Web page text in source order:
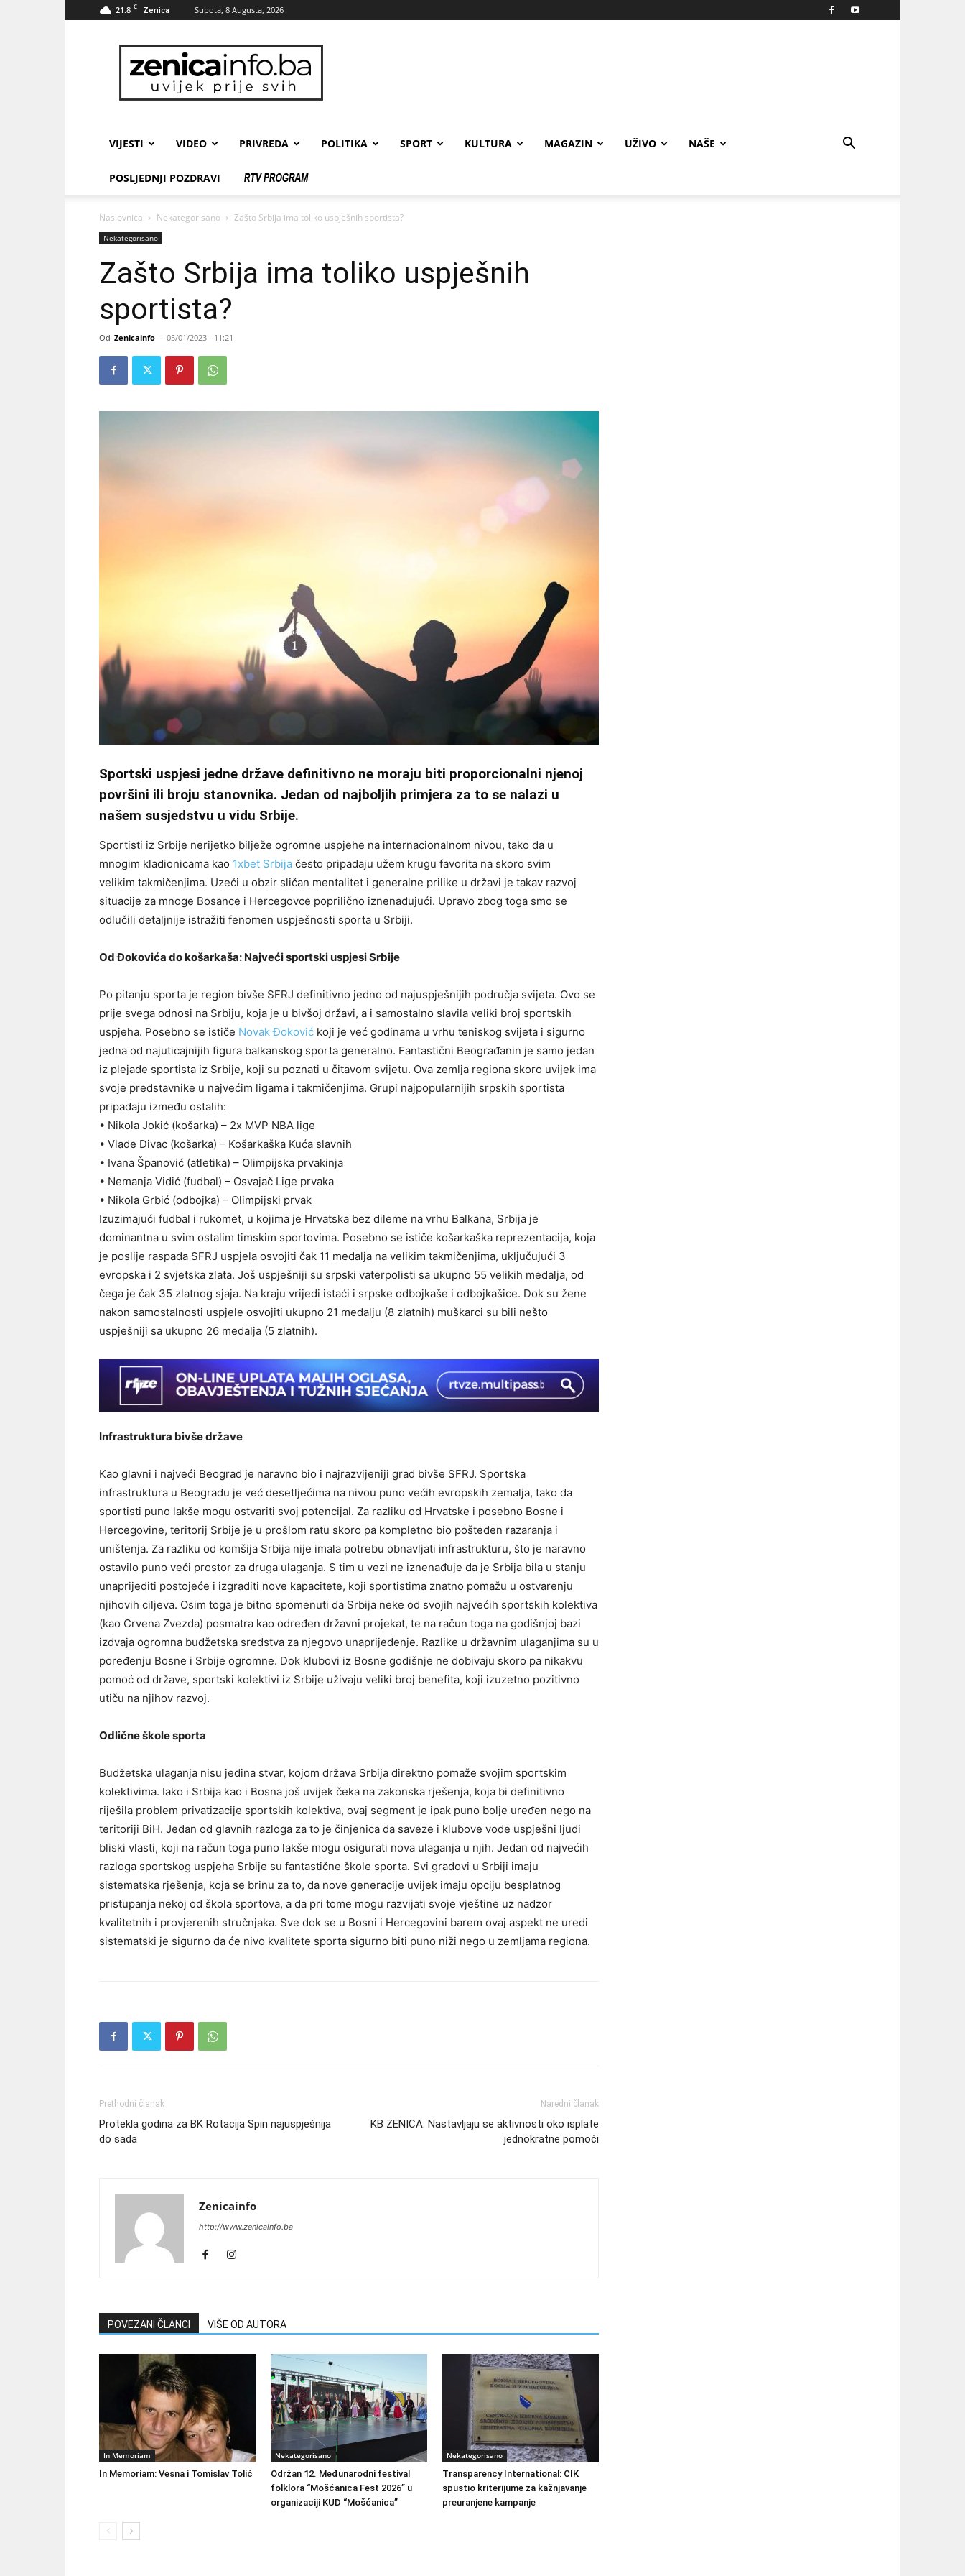
21.8 C Zenica Subota, 8 Augusta, 2026
zenicainfo.ba
VIJESTI VIDEO PRIVREDA POLITIKA SPORT KULTURA MAGAZIN UŽIVO NAŠE
POSLJEDNJI POZDRAVI
Naslovnica Nekategorisano Zašto Srbija ima toliko uspješnih sportista?
Nekategorisano
Zašto Srbija ima toliko uspješnih
sportista?
Od Zenicainfo - 05/01/2023 - 11:21
Sportski uspjesi jedne države definitivno ne moraju biti proporcionalni njenoj
površini ili broju stanovnika. Jedan od najboljih primjera za to se nalazi u
našem susjedstvu u vidu Srbije.
Sportisti iz Srbije nerijetko bilježe ogromne uspjehe na internacionalnom nivou, tako da u
mnogim kladionicama kao 1xbet Srbija često pripadaju užem krugu favorita na skoro svim
velikim takmičenjima. Uzeći u obzir sličan mentalitet i generalne prilike u državi je takav razvoj
situacije za mnoge Bosance i Hercegovce poprilično iznenađujući. Upravo zbog toga smo se
odlučili detaljnije istražiti fenomen uspješnosti sporta u Srbiji.
Od Đokovića do košarkaša: Najveći sportski uspjesi Srbije
Po pitanju sporta je region bivše SFRJ definitivno jedno od najuspješnijih područja svijeta. Ovo se
prije svega odnosi na Srbiju, koja je u bivšoj državi, a i samostalno slavila veliki broj sportskih
uspjeha. Posebno se ističe Novak Đoković koji je već godinama u vrhu teniskog svijeta i sigurno
jedna od najuticajnijih figura balkanskog sporta generalno. Fantastični Beograđanin je samo jedan
iz plejade sportista iz Srbije, koji su poznati u čitavom svijetu. Ova zemlja regiona skoro uvijek ima
svoje predstavnike u najvećim ligama i takmičenjima. Grupi najpopularnijih srpskih sportista
pripadaju između ostalih:
• Nikola Jokić (košarka) – 2x MVP NBA lige
• Vlade Divac (košarka) – Košarkaška Kuća slavnih
• Ivana Španović (atletika) – Olimpijska prvakinja
• Nemanja Vidić (fudbal) – Osvajač Lige prvaka
• Nikola Grbić (odbojka) – Olimpijski prvak
Izuzimajući fudbal i rukomet, u kojima je Hrvatska bez dileme na vrhu Balkana, Srbija je
dominantna u svim ostalim timskim sportovima. Posebno se ističe košarkaška reprezentacija, koja
je poslije raspada SFRJ uspjela osvojiti čak 11 medalja na velikim takmičenjima, uključujući 3
evropska i 2 svjetska zlata. Još uspješniji su srpski vaterpolisti sa ukupno 55 velikih medalja, od
čega je čak 35 zlatnog sjaja. Na kraju vrijedi istaći i srpske odbojkaše i odbojkašice. Dok su žene
nakon samostalnosti uspjele osvojiti ukupno 21 medalju (8 zlatnih) muškarci su bili nešto
uspješniji sa ukupno 26 medalja (5 zlatnih).
Infrastruktura bivše države
Kao glavni i najveći Beograd je naravno bio i najrazvijeniji grad bivše SFRJ. Sportska
infrastruktura u Beogradu je već desetljećima na nivou puno većih evropskih zemalja, tako da
sportisti puno lakše mogu ostvariti svoj potencijal. Za razliku od Hrvatske i posebno Bosne i
Hercegovine, teritorij Srbije je u prošlom ratu skoro pa kompletno bio pošteđen razaranja i
uništenja. Za razliku od komšija Srbija nije imala potrebu obnavljati infrastrukturu, što je naravno
ostavilo puno veći prostor za druga ulaganja. S tim u vezi ne iznenađuje da je Srbija bila u stanju
unaprijediti postojeće i izgraditi nove kapacitete, koji sportistima znatno pomažu u ostvarenju
njihovih ciljeva. Osim toga je bitno spomenuti da Srbija neke od svojih najvećih sportskih kolektiva
(kao Crvena Zvezda) posmatra kao određen državni projekat, te na račun toga na godišnjoj bazi
izdvaja ogromna budžetska sredstva za njegovo unaprijeđenje. Razlike u državnim ulaganjima su u
poređenju Bosne i Srbije ogromne. Dok klubovi iz Bosne godišnje ne dobivaju skoro pa nikakvu
pomoć od države, sportski kolektivi iz Srbije uživaju veliki broj benefita, koji izuzetno pozitivno
utiču na njihov razvoj.
Odlične škole sporta
Budžetska ulaganja nisu jedina stvar, kojom država Srbija direktno pomaže svojim sportskim
kolektivima. Iako i Srbija kao i Bosna još uvijek čeka na zakonska rješenja, koja bi definitivno
riješila problem privatizacije sportskih kolektiva, ovaj segment je ipak puno bolje uređen nego na
teritoriji BiH. Jedan od glavnih razloga za to je činjenica da saveze i klubove vode uspješni ljudi
bliski vlasti, koji na račun toga puno lakše mogu osigurati nova ulaganja u njih. Jedan od najvećih
razloga sportskog uspjeha Srbije su fantastične škole sporta. Svi gradovi u Srbiji imaju
sistematska rješenja, koja se brinu za to, da nove generacije uvijek imaju opciju besplatnog
pristupanja nekoj od škola sportova, a da pri tome mogu razvijati svoje vještine uz nadzor
kvalitetnih i provjerenih stručnjaka. Sve dok se u Bosni i Hercegovini barem ovaj aspekt ne uredi
sistematski je sigurno da će nivo kvalitete sporta sigurno biti puno niži nego u zemljama regiona.
Prethodni članak
Protekla godina za BK Rotacija Spin najuspješnija
do sada
Naredni članak
KB ZENICA: Nastavljaju se aktivnosti oko isplate
jednokratne pomoći
Zenicainfo
http://www.zenicainfo.ba
POVEZANI ČLANCI VIŠE OD AUTORA
In Memoriam
In Memoriam: Vesna i Tomislav Tolić
Nekategorisano
Održan 12. Međunarodni festival
folklora “Mošćanica Fest 2026” u
organizaciji KUD “Mošćanica”
Nekategorisano
Transparency International: CIK
spustio kriterijume za kažnjavanje
preuranjene kampanje